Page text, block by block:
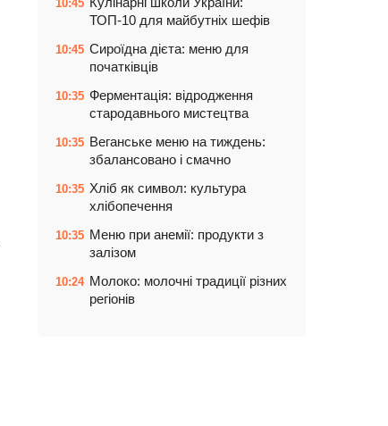
10:45
ТОП-10 для майбутніх шефів
10:45 Сироїдна дієта: меню для
початківців
10:35 Ферментація: відродження
стародавнього мистецтва
10:35 Веганське меню на тиждень:
збалансовано і смачно
10:35 Хліб як символ: культура
хлібопечення
10:35 Меню при анемії: продукти з
залізом
10:24 Молоко: молочні традиції різних
регіонів